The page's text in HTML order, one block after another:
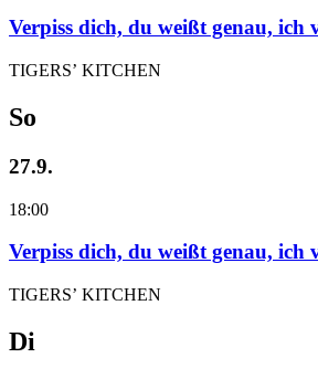
Verpiss dich, du weißt genau, ich
TIGERS’ KITCHEN
So
27.9.
18:00
Verpiss dich, du weißt genau, ich
TIGERS’ KITCHEN
Di